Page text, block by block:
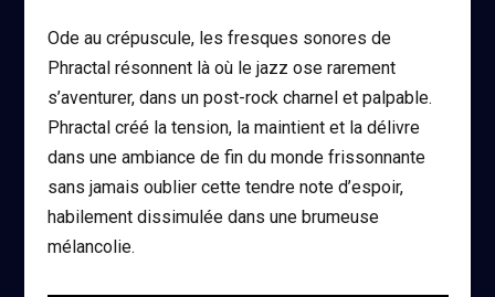
Ode au crépuscule, les fresques sonores de
Phractal résonnent là où le jazz ose rarement
s’aventurer, dans un post-rock charnel et palpable.
Phractal créé la tension, la maintient et la délivre
dans une ambiance de fin du monde frissonnante
sans jamais oublier cette tendre note d’espoir,
habilement dissimulée dans une brumeuse
mélancolie.